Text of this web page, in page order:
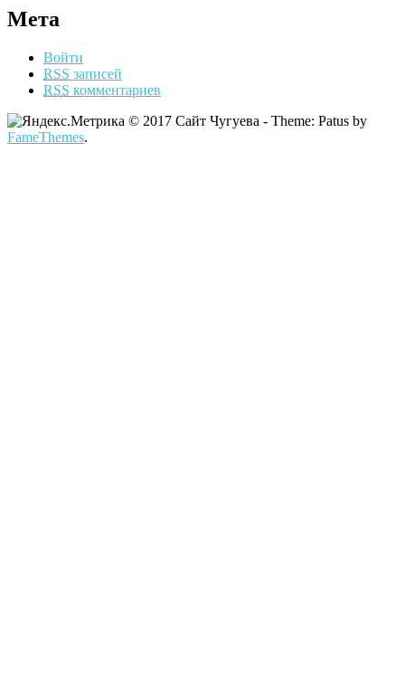
Мета
Войти
RSS записей
RSS комментариев
© 2017 Сайт Чугуева - Theme: Patus by
FameThemes.